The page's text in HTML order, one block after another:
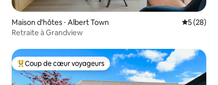
Maison d'hôtes ⋅ Albert Town
5 (28)
Retraite à Grandview
Coups de cœur voyageurs les plus appréciés
Coup de cœur voyageurs